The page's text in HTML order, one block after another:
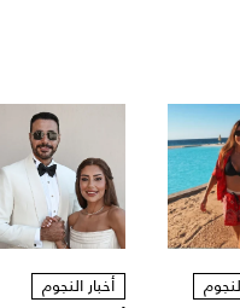
أخبار النجوم